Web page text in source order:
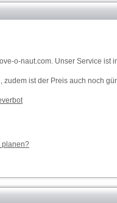
o-naut.com. Unser Service ist
zudem ist der Preis auch noch
planen?